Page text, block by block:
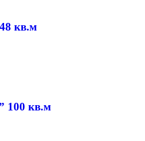
кв.м
100 кв.м